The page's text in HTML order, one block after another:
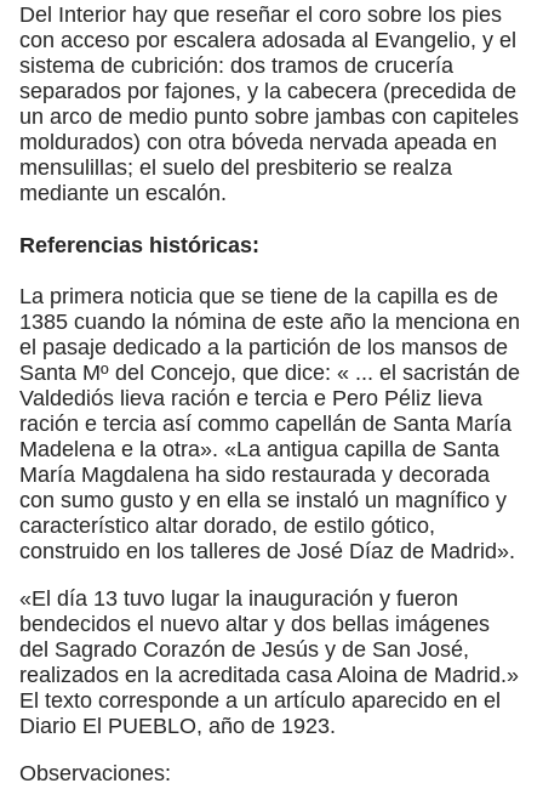
Del Interior hay que reseñar el coro sobre los pies
con acceso por escalera adosada al Evangelio, y el
sistema de cubrición: dos tramos de crucería
separados por fajones, y la cabecera (precedida de
un arco de medio punto sobre jambas con capiteles
moldurados) con otra bóveda nervada apeada en
mensulillas; el suelo del presbiterio se realza
mediante un escalón.
Referencias históricas:
La primera noticia que se tiene de la capilla es de
1385 cuando la nómina de este año la menciona en
el pasaje dedicado a la partición de los mansos de
Santa Mº del Concejo, que dice: « ... el sacristán de
Valdediós lieva ración e tercia e Pero Péliz lieva
ración e tercia así commo capellán de Santa María
Madelena e la otra». «La antigua capilla de Santa
María Magdalena ha sido restaurada y decorada
con sumo gusto y en ella se instaló un magnífico y
característico altar dorado, de estilo gótico,
construido en los talleres de José Díaz de Madrid».
«El día 13 tuvo lugar la inauguración y fueron
bendecidos el nuevo altar y dos bellas imágenes
del Sagrado Corazón de Jesús y de San José,
realizados en la acreditada casa Aloina de Madrid.»
El texto corresponde a un artículo aparecido en el
Diario El PUEBLO, año de 1923.
Observaciones: